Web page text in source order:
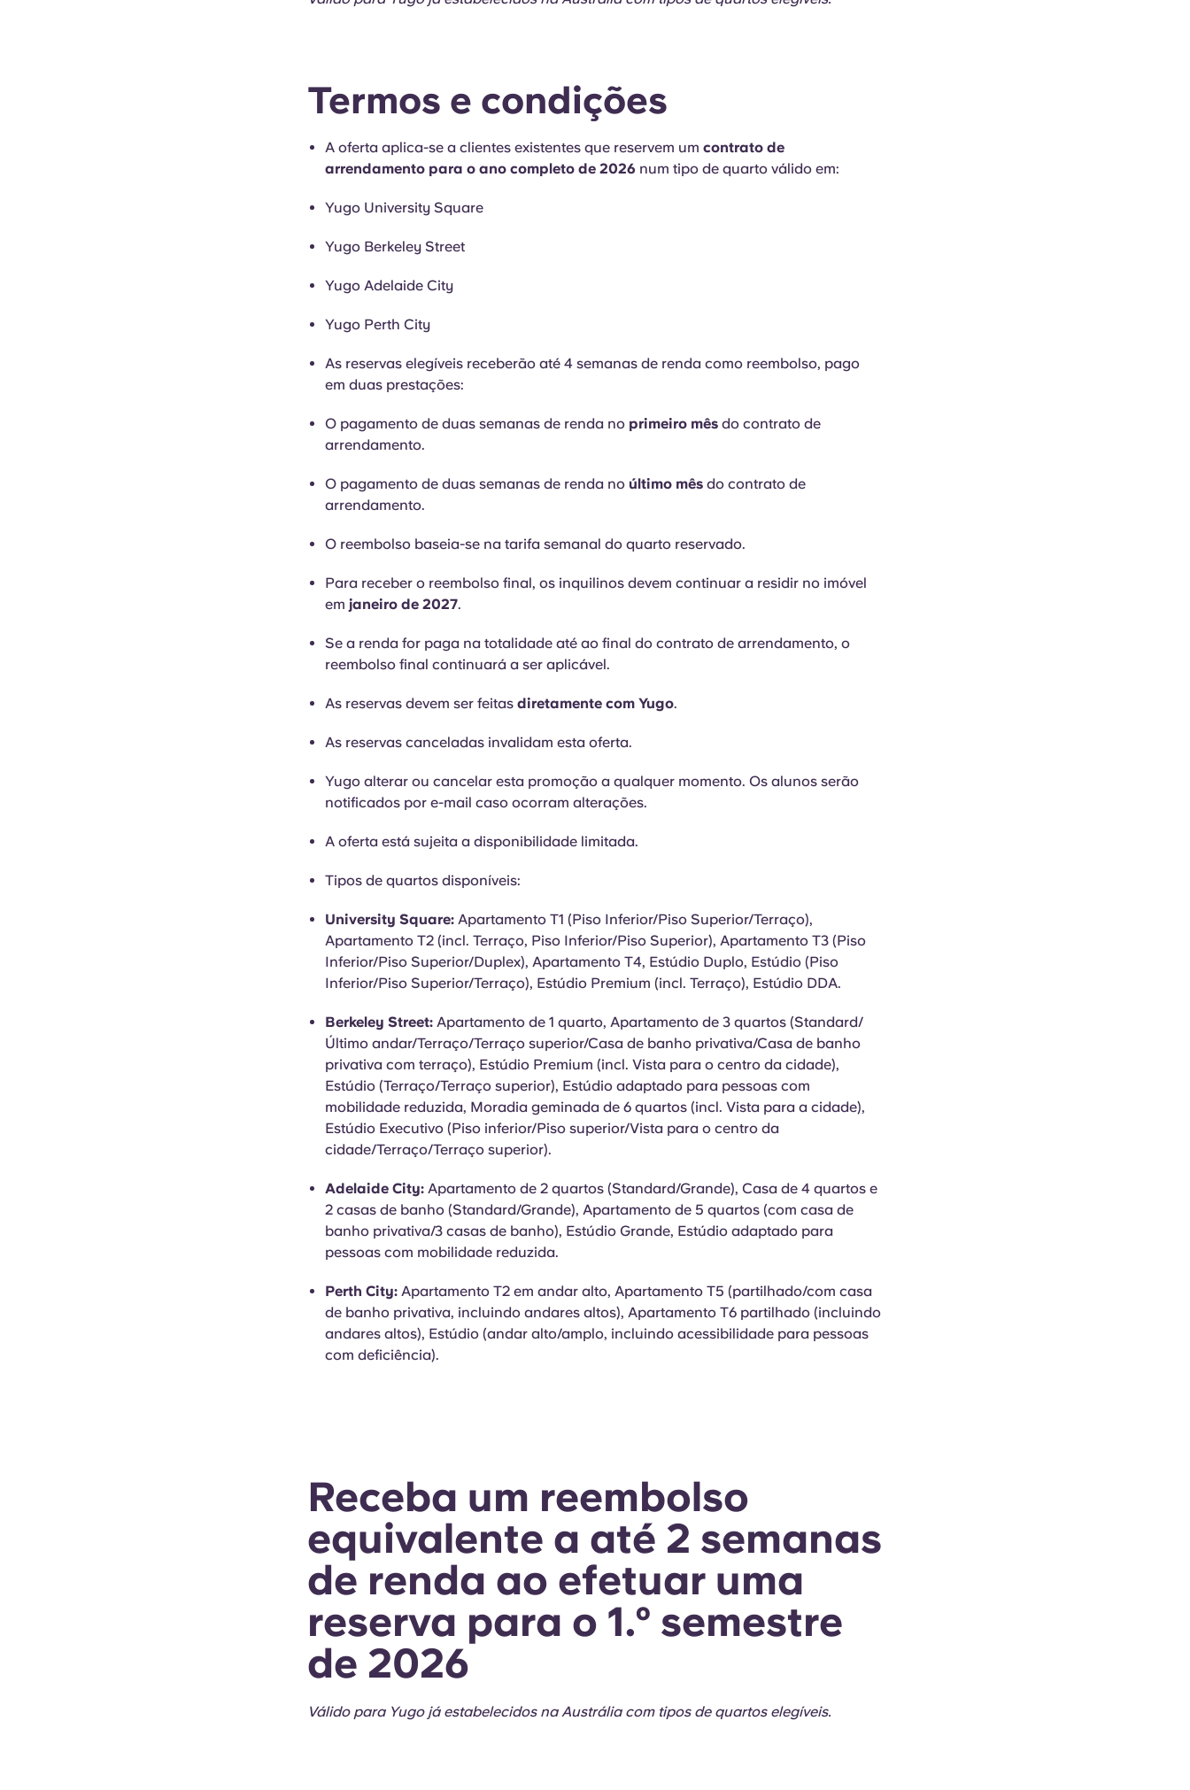
Termos e condições
A oferta aplica-se a clientes existentes que reservem um contrato de
arrendamento para o ano completo de 2026 num tipo de quarto válido em:
Yugo University Square
Yugo Berkeley Street
Yugo Adelaide City
Yugo Perth City
As reservas elegíveis receberão até 4 semanas de renda como reembolso, pago
em duas prestações:
O pagamento de duas semanas de renda no primeiro mês do contrato de
arrendamento.
O pagamento de duas semanas de renda no último mês do contrato de
arrendamento.
O reembolso baseia-se na tarifa semanal do quarto reservado.
Para receber o reembolso final, os inquilinos devem continuar a residir no imóvel
em janeiro de 2027.
Se a renda for paga na totalidade até ao final do contrato de arrendamento, o
reembolso final continuará a ser aplicável.
As reservas devem ser feitas diretamente com Yugo.
As reservas canceladas invalidam esta oferta.
Yugo alterar ou cancelar esta promoção a qualquer momento. Os alunos serão
notificados por e-mail caso ocorram alterações.
A oferta está sujeita a disponibilidade limitada.
Tipos de quartos disponíveis:
University Square: Apartamento T1 (Piso Inferior/Piso Superior/Terraço),
Apartamento T2 (incl. Terraço, Piso Inferior/Piso Superior), Apartamento T3 (Piso
Inferior/Piso Superior/Duplex), Apartamento T4, Estúdio Duplo, Estúdio (Piso
Inferior/Piso Superior/Terraço), Estúdio Premium (incl. Terraço), Estúdio DDA.
Berkeley Street: Apartamento de 1 quarto, Apartamento de 3 quartos (Standard/
Último andar/Terraço/Terraço superior/Casa de banho privativa/Casa de banho
privativa com terraço), Estúdio Premium (incl. Vista para o centro da cidade),
Estúdio (Terraço/Terraço superior), Estúdio adaptado para pessoas com
mobilidade reduzida, Moradia geminada de 6 quartos (incl. Vista para a cidade),
Estúdio Executivo (Piso inferior/Piso superior/Vista para o centro da
cidade/Terraço/Terraço superior).
Adelaide City: Apartamento de 2 quartos (Standard/Grande), Casa de 4 quartos e
2 casas de banho (Standard/Grande), Apartamento de 5 quartos (com casa de
banho privativa/3 casas de banho), Estúdio Grande, Estúdio adaptado para
pessoas com mobilidade reduzida.
Perth City: Apartamento T2 em andar alto, Apartamento T5 (partilhado/com casa
de banho privativa, incluindo andares altos), Apartamento T6 partilhado (incluindo
andares altos), Estúdio (andar alto/amplo, incluindo acessibilidade para pessoas
com deficiência).
Receba um reembolso
equivalente a até 2 semanas
de renda ao efetuar uma
reserva para o 1.º semestre
de 2026
Válido para Yugo já estabelecidos na Austrália com tipos de quartos elegíveis.